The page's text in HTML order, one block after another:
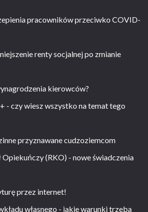
pracowników przeciwko COVID-
renty socjalnej po zmianie
kierowców?
- czy wiesz wszystko na temat tego
przyznawane cudzoziemcom
Opiekuńczy (RKO) - nowe świadczenia
przez internet!
własnego - jakie warunki trzeba